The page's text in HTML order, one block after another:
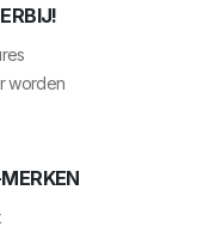
worden